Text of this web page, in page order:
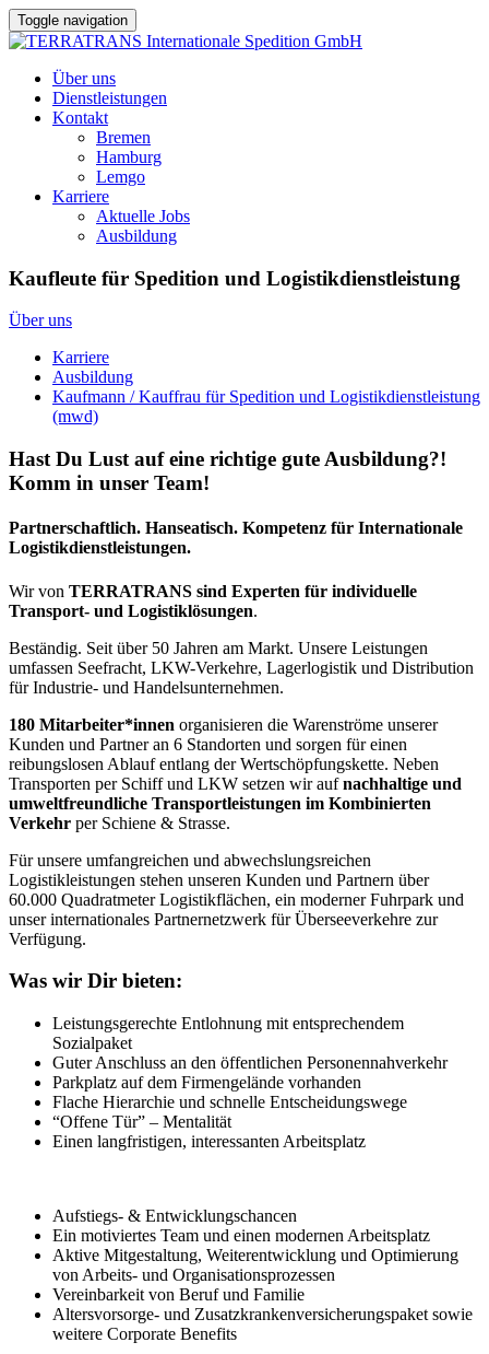
Toggle navigation
Über uns
Dienstleistungen
Kontakt
Bremen
Hamburg
Lemgo
Karriere
Aktuelle Jobs
Ausbildung
Kaufleute für Spedition und Logistikdienstleistung
Über uns
Karriere
Ausbildung
Kaufmann / Kauffrau für Spedition und Logistikdienstleistung
(mwd)
Hast Du Lust auf eine richtige gute Ausbildung?!
Komm in unser Team!
Partnerschaftlich. Hanseatisch. Kompetenz für Internationale
Logistikdienstleistungen.
Wir von TERRATRANS sind Experten für individuelle
Transport- und Logistiklösungen.
Beständig. Seit über 50 Jahren am Markt. Unsere Leistungen
umfassen Seefracht, LKW-Verkehre, Lagerlogistik und Distribution
für Industrie- und Handelsunternehmen.
180 Mitarbeiter*innen organisieren die Warenströme unserer
Kunden und Partner an 6 Standorten und sorgen für einen
reibungslosen Ablauf entlang der Wertschöpfungskette. Neben
Transporten per Schiff und LKW setzen wir aufnachhaltige und
umweltfreundliche Transportleistungen im Kombinierten
Verkehr per Schiene & Strasse.
Für unsere umfangreichen und abwechslungsreichen
Logistikleistungen stehen unseren Kunden und Partnern über
60.000 Quadratmeter Logistikflächen, ein moderner Fuhrpark und
unser internationales Partnernetzwerk für Überseeverkehre zur
Verfügung.
Was wir Dir bieten:
Leistungsgerechte Entlohnung mit entsprechendem
Sozialpaket
Guter Anschluss an den öffentlichen Personennahverkehr
Parkplatz auf dem Firmengelände vorhanden
Flache Hierarchie und schnelle Entscheidungswege
“Offene Tür” – Mentalität
Einen langfristigen, interessanten Arbeitsplatz
Aufstiegs- & Entwicklungschancen
Ein motiviertes Team und einen modernen Arbeitsplatz
Aktive Mitgestaltung, Weiterentwicklung und Optimierung
von Arbeits- und Organisationsprozessen
Vereinbarkeit von Beruf und Familie
Altersvorsorge- und Zusatzkrankenversicherungspaket sowie
weitere Corporate Benefits